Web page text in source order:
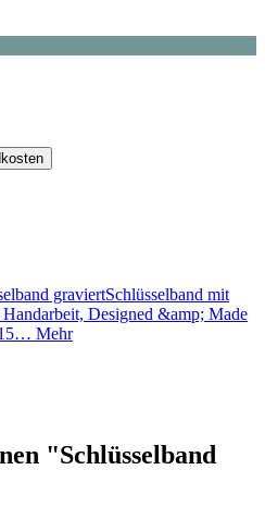
graviertSchlüsselband mit
Designed &amp; Made
Mehr
"Schlüsselband